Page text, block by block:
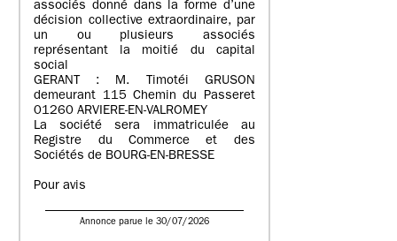
associés donné dans la forme d’une
décision collective extraordinaire, par
un ou plusieurs associés
représentant la moitié du capital
social
GERANT : M. Timotéi GRUSON
demeurant 115 Chemin du Passeret
01260 ARVIERE-EN-VALROMEY
La société sera immatriculée au
Registre du Commerce et des
Sociétés de BOURG-EN-BRESSE
Pour avis
Annonce parue le 30/07/2026